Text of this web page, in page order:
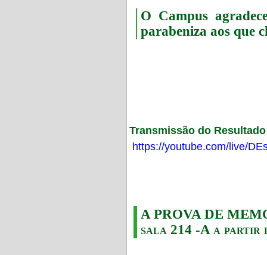
O Campus
parabeniza aos que
Transmissão do
https://youtube.com/live/
A PROVA DE
sala 214 -A a partir